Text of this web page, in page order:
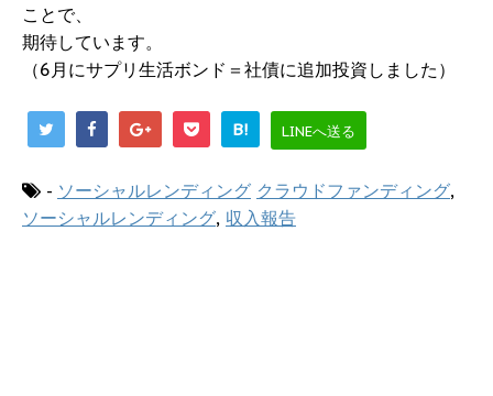
ことで、
期待しています。
（6月にサプリ生活ボンド＝社債に追加投資しました）
B! LINEへ送る
- ソーシャルレンディング クラウドファンディング,
ソーシャルレンディング, 収入報告